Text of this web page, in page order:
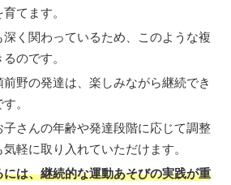
てます。
く関わっているため、このような複
のです。
野の発達は、楽しみながら継続でき
。
さんの年齢や発達段階に応じて調整
軽に取り入れていただけます。
は、継続的な運動あそびの実践が重